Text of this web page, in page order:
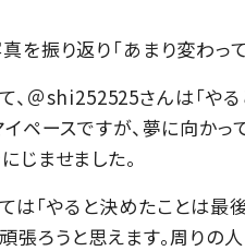
を振り返り「あまり変わっ
、＠shi252525さんは「やる
イペースですが、夢に向か
じませました。
は「やると決めたことは
張ろうと思えます。周りの